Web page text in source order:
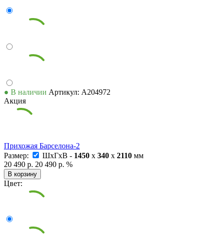
● В наличии Артикул: А204972
Акция
Прихожая Барселона-2
Размер:
ШxГxВ - 1450 x 340 x 2110 мм
20 490 р. 20 490 р. %
В корзину
Цвет: